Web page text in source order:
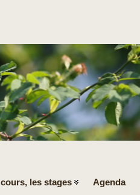
les stages Agenda